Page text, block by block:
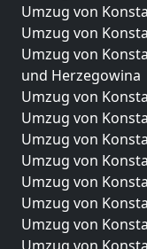
Umzug von
Umzug von
Umzug von
und Herzegowina
Umzug von
Umzug von
Umzug von
Umzug von
Umzug von
Umzug von
Umzug von
Umzug von